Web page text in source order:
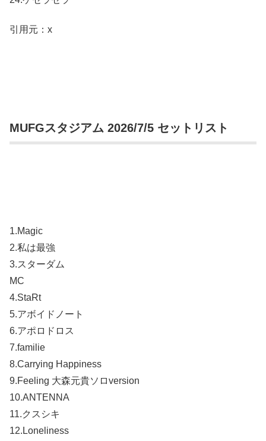
引用元：x
MUFGスタジアム 2026/7/5 セットリスト
1.Magic
2.私は最強
3.スターダム
MC
4.StaRt
5.アボイドノート
6.アポロドロス
7.familie
8.Carrying Happiness
9.Feeling 大森元貴ソロversion
10.ANTENNA
11.クスシキ
12.Loneliness